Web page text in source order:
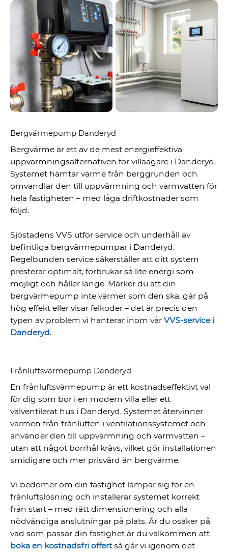
Bergvärmepump Danderyd
Bergvärme är ett av de mest energieffektiva
uppvärmningsalternativen för villaägare i Danderyd.
Systemet hämtar värme från berggrunden och
omvandlar den till uppvärmning och varmvatten för
hela fastigheten – med låga driftkostnader som
följd.
Sjöstadens VVS utför service och underhåll av
befintliga bergvärmepumpar i Danderyd.
Regelbunden service säkerställer att ditt system
presterar optimalt, förbrukar så lite energi som
möjligt och håller länge. Märker du att din
bergvärmepump inte värmer som den ska, går på
hög effekt eller visar felkoder – det är precis den
typen av problem vi hanterar inom vårVVS-service i
Danderyd.
Frånluftsvärmepump Danderyd
En frånluftsvärmepump är ett kostnadseffektivt val
för dig som bor i en modern villa eller ett
välventilerat hus i Danderyd. Systemet återvinner
värmen från frånluften i ventilationssystemet och
använder den till uppvärmning och varmvatten –
utan att något borrhål krävs, vilket gör installationen
smidigare och mer prisvärd än bergvärme.
Vi bedömer om din fastighet lämpar sig för en
frånluftslösning och installerar systemet korrekt
från start – med rätt dimensionering och alla
nödvändiga anslutningar på plats. Är du osäker på
vad som passar din fastighet är du välkommen att
boka en kostnadsfri offertså går vi igenom det